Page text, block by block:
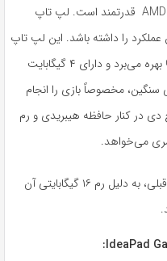
است. این لپ تاپ لنوو دارای یک پردازندهAMD قدرتمند است. لپ تاپ
تا بالاترین عملکرد را داشته باشد. این لپ تاپ
از پردازنده گرافیکی GeForce GTX 1650 بهره می‌برد و دارای ۴ گیگابایت
سنگین، مخصوصاً بازی را انجام
فول اچ دی در کنار حافظه هیبریدی و رم
قیمت بالای این لپ تاپ نسبت به ۴ مورد قبلی، به دلیل رم ۱۶ گیگابایتی آن